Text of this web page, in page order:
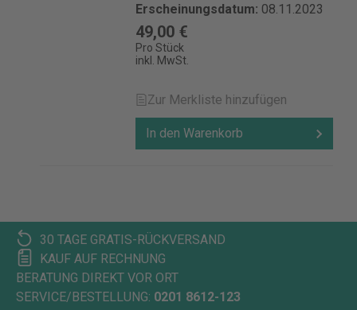
Erscheinungsdatum: 08.11.2023
49,00 €
Pro Stück
inkl. MwSt.
Zur Merkliste hinzufügen
In den Warenkorb
30 TAGE GRATIS-RÜCKVERSAND
KAUF AUF RECHNUNG
BERATUNG DIREKT VOR ORT
SERVICE/BESTELLUNG: 0201 8612-123